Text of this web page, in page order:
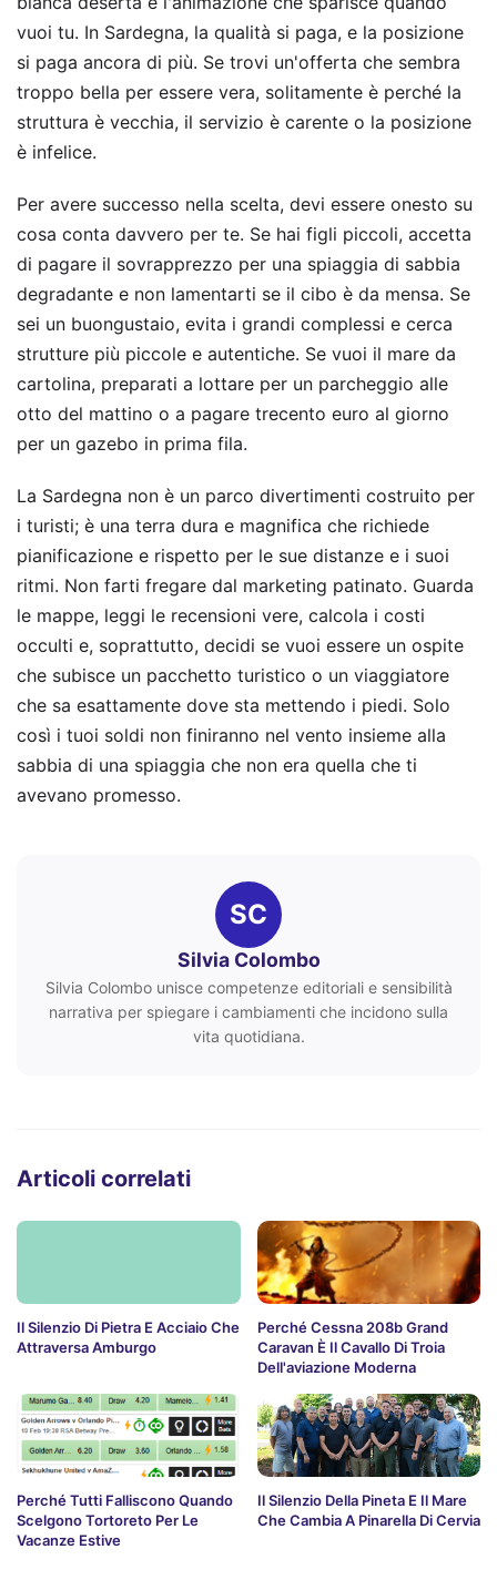
vuoi tu. In Sardegna, la qualità si paga, e la posizione
si paga ancora di più. Se trovi un'offerta che sembra
troppo bella per essere vera, solitamente è perché la
struttura è vecchia, il servizio è carente o la posizione
è infelice.
Per avere successo nella scelta, devi essere onesto su
cosa conta davvero per te. Se hai figli piccoli, accetta
di pagare il sovrapprezzo per una spiaggia di sabbia
degradante e non lamentarti se il cibo è da mensa. Se
sei un buongustaio, evita i grandi complessi e cerca
strutture più piccole e autentiche. Se vuoi il mare da
cartolina, preparati a lottare per un parcheggio alle
otto del mattino o a pagare trecento euro al giorno
per un gazebo in prima fila.
La Sardegna non è un parco divertimenti costruito per
i turisti; è una terra dura e magnifica che richiede
pianificazione e rispetto per le sue distanze e i suoi
ritmi. Non farti fregare dal marketing patinato. Guarda
le mappe, leggi le recensioni vere, calcola i costi
occulti e, soprattutto, decidi se vuoi essere un ospite
che subisce un pacchetto turistico o un viaggiatore
che sa esattamente dove sta mettendo i piedi. Solo
così i tuoi soldi non finiranno nel vento insieme alla
sabbia di una spiaggia che non era quella che ti
avevano promesso.
SC
Silvia Colombo
Silvia Colombo unisce competenze editoriali e sensibilità
narrativa per spiegare i cambiamenti che incidono sulla
vita quotidiana.
Articoli correlati
Il Silenzio Di Pietra E Acciaio Che
Attraversa Amburgo
Perché Cessna 208b Grand
Caravan È Il Cavallo Di Troia
Dell'aviazione Moderna
Perché Tutti Falliscono Quando
Scelgono Tortoreto Per Le
Vacanze Estive
Il Silenzio Della Pineta E Il Mare
Che Cambia A Pinarella Di Cervia